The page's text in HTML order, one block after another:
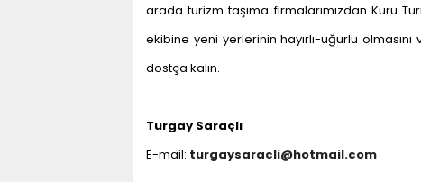
arada turizm taşıma firmalarımızdan Kuru
ekibine yeni yerlerinin hayırlı-uğurlu
dostça kalın.
Turgay Saraçlı
E-mail: turgaysaracli@hotmail.com